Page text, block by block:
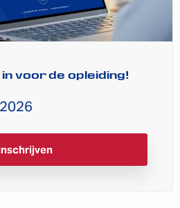
voor de opleiding!